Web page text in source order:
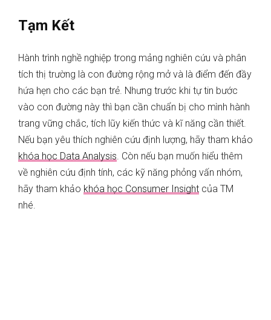
Tạm Kết
Hành trình nghề nghiệp trong mảng nghiên cứu và phân
tích thị trường là con đường rộng mở và là điểm đến đầy
hứa hẹn cho các bạn trẻ. Nhưng trước khi tự tin bước
vào con đường này thì bạn cần chuẩn bị cho mình hành
trang vững chắc, tích lũy kiến thức và kĩ năng cần thiết.
Nếu bạn yêu thích nghiên cứu định lượng, hãy tham khảo
khóa học Data Analysis. Còn nếu bạn muốn hiểu thêm
về nghiên cứu định tính, các kỹ năng phỏng vấn nhóm,
hãy tham khảo khóa học Consumer Insight của TM
nhé.